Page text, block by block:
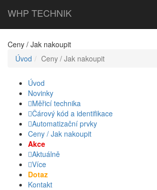
WHP TECHNIK
Ceny / Jak nakoupit
Úvod
Ceny / Jak nakoupit
Úvod
Novinky
Měřicí technika
Čárový kód a identifikace
Automatizační prvky
Ceny / Jak nakoupit
Akce
Aktuálně
Více
Dotaz
Kontakt